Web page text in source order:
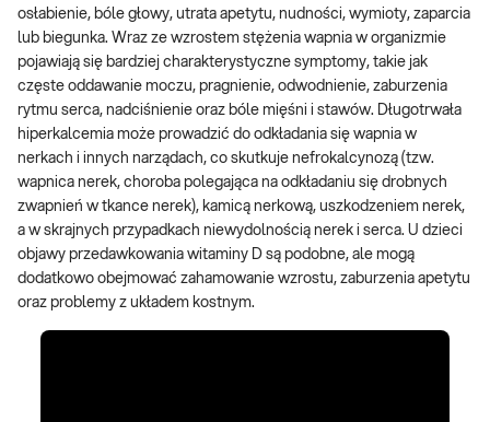
osłabienie, bóle głowy, utrata apetytu, nudności, wymioty, zaparcia
lub biegunka. Wraz ze wzrostem stężenia wapnia w organizmie
pojawiają się bardziej charakterystyczne symptomy, takie jak
częste oddawanie moczu, pragnienie, odwodnienie, zaburzenia
rytmu serca, nadciśnienie oraz bóle mięśni i stawów. Długotrwała
hiperkalcemia może prowadzić do odkładania się wapnia w
nerkach i innych narządach, co skutkuje nefrokalcynozą (tzw.
wapnica nerek, choroba polegająca na odkładaniu się drobnych
zwapnień w tkance nerek), kamicą nerkową, uszkodzeniem nerek,
a w skrajnych przypadkach niewydolnością nerek i serca. U dzieci
objawy przedawkowania witaminy D są podobne, ale mogą
dodatkowo obejmować zahamowanie wzrostu, zaburzenia apetytu
oraz problemy z układem kostnym.